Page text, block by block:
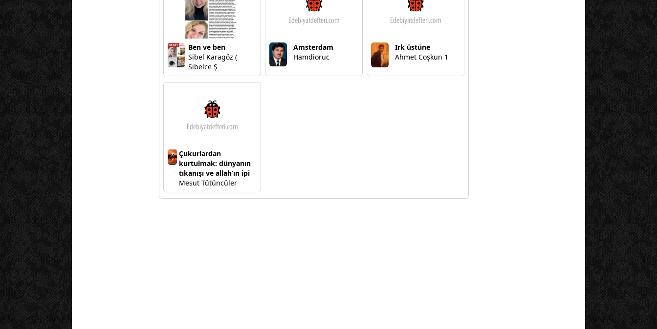
Ben ve ben
Sibel Karagöz (
Sibelce Ş
Amsterdam
Hamdioruc
Irk üstüne
Ahmet Coşkun 1
Çukurlardan
kurtulmak: dünyanın
tıkanışı ve allah’ın ipi
Mesut Tütüncüler